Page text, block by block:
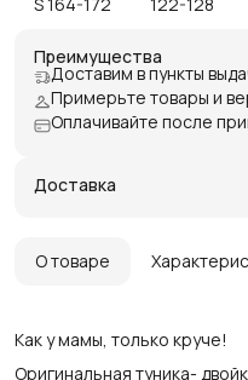
Преимущества
Доставим в пункты
Примерьте товары и
Оплачивайте после
Доставка
О товаре
Как у мамы, только круче!
Оригинальная туника-